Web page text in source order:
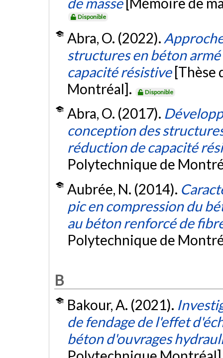
Disponible
Abra, O. (2022).
structures en béton
capacité résistive [Thèse
Montréal].
Disponible
Abra, O. (2017).
conception des
réduction de capacité
Polytechnique de
Aubrée, N. (2014).
pic en compression du
au béton renforcé de
Polytechnique de
B
Bakour, A. (2021).
de fendage de l'effet
béton d'ouvrages